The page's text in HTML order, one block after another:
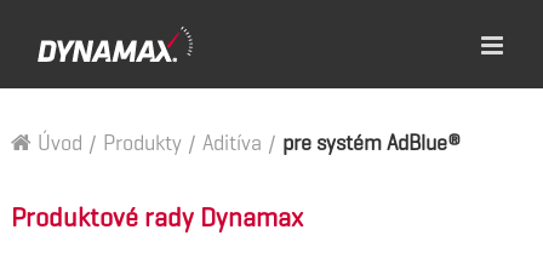
Úvod / Produkty / Aditíva / pre systém AdBlue®
Produktové rady Dynamax